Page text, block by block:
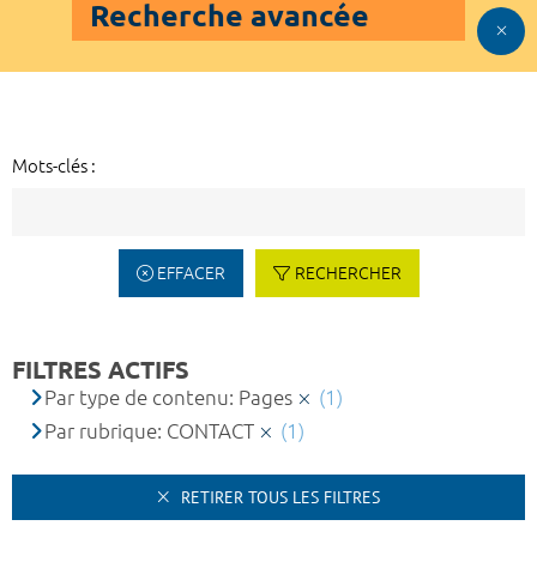
Recherche avancée
Mots-clés :
EFFACER RECHERCHER
FILTRES ACTIFS
Par type de contenu: Pages
(1)
Par rubrique: CONTACT
(1)
RETIRER TOUS LES FILTRES